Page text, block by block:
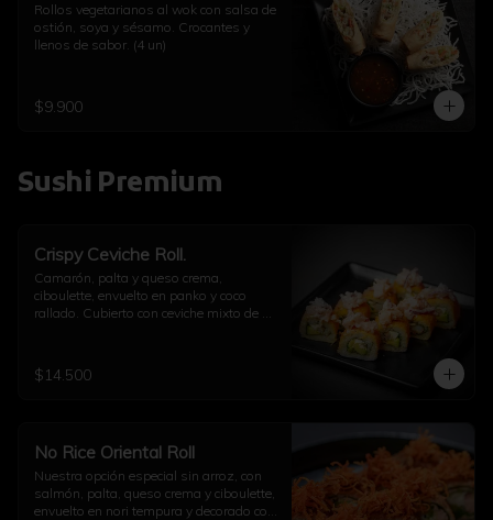
Rollos vegetarianos al wok con salsa de
ostión, soya y sésamo. Crocantes y
llenos de sabor. (4 un)
$9.900
Sushi Premium
Crispy Ceviche Roll.
Camarón, palta y queso crema,
ciboulette, envuelto en panko y coco
rallado. Cubierto con ceviche mixto de
$14.500
No Rice Oriental Roll
Nuestra opción especial sin arroz, con
salmón, palta, queso crema y ciboulette,
envuelto en nori tempura y decorado con